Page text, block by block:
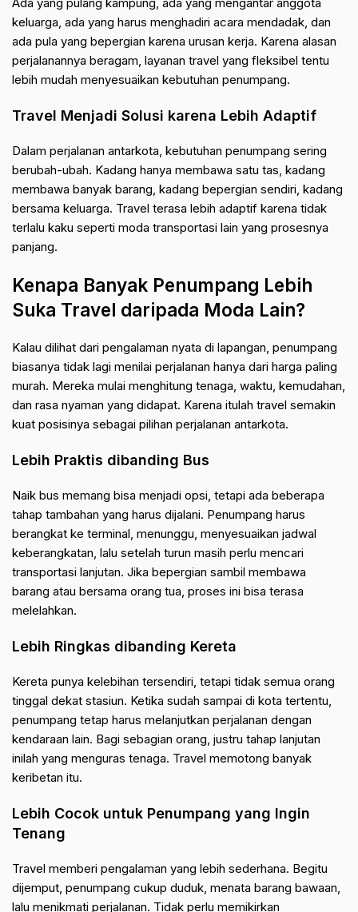
Ada yang pulang kampung, ada yang mengantar anggota
keluarga, ada yang harus menghadiri acara mendadak, dan
ada pula yang bepergian karena urusan kerja. Karena alasan
perjalanannya beragam, layanan travel yang fleksibel tentu
lebih mudah menyesuaikan kebutuhan penumpang.
Travel Menjadi Solusi karena Lebih Adaptif
Dalam perjalanan antarkota, kebutuhan penumpang sering
berubah-ubah. Kadang hanya membawa satu tas, kadang
membawa banyak barang, kadang bepergian sendiri, kadang
bersama keluarga. Travel terasa lebih adaptif karena tidak
terlalu kaku seperti moda transportasi lain yang prosesnya
panjang.
Kenapa Banyak Penumpang Lebih
Suka Travel daripada Moda Lain?
Kalau dilihat dari pengalaman nyata di lapangan, penumpang
biasanya tidak lagi menilai perjalanan hanya dari harga paling
murah. Mereka mulai menghitung tenaga, waktu, kemudahan,
dan rasa nyaman yang didapat. Karena itulah travel semakin
kuat posisinya sebagai pilihan perjalanan antarkota.
Lebih Praktis dibanding Bus
Naik bus memang bisa menjadi opsi, tetapi ada beberapa
tahap tambahan yang harus dijalani. Penumpang harus
berangkat ke terminal, menunggu, menyesuaikan jadwal
keberangkatan, lalu setelah turun masih perlu mencari
transportasi lanjutan. Jika bepergian sambil membawa
barang atau bersama orang tua, proses ini bisa terasa
melelahkan.
Lebih Ringkas dibanding Kereta
Kereta punya kelebihan tersendiri, tetapi tidak semua orang
tinggal dekat stasiun. Ketika sudah sampai di kota tertentu,
penumpang tetap harus melanjutkan perjalanan dengan
kendaraan lain. Bagi sebagian orang, justru tahap lanjutan
inilah yang menguras tenaga. Travel memotong banyak
keribetan itu.
Lebih Cocok untuk Penumpang yang Ingin
Tenang
Travel memberi pengalaman yang lebih sederhana. Begitu
dijemput, penumpang cukup duduk, menata barang bawaan,
lalu menikmati perjalanan. Tidak perlu memikirkan